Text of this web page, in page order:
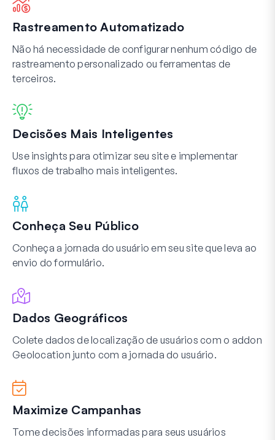
Rastreamento Automatizado
Não há necessidade de configurar nenhum código de
rastreamento personalizado ou ferramentas de
terceiros.
Decisões Mais Inteligentes
Use insights para otimizar seu site e implementar
fluxos de trabalho mais inteligentes.
Conheça Seu Público
Conheça a jornada do usuário em seu site que leva ao
envio do formulário.
Dados Geográficos
Colete dados de localização de usuários com o addon
Geolocation junto com a jornada do usuário.
Maximize Campanhas
Tome decisões informadas para seus usuários